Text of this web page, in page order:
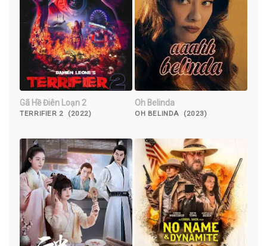
Gã Hề Điên Loạn 2
TERRIFIER 2 (2022)
Oh Belinda
OH BELINDA (2023)